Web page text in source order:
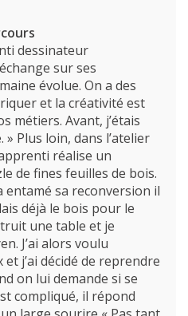
dessinateur
sur ses
évolue. On a des
et la créativité est
métiers. Avant, j’étais
Plus loin, dans l’atelier
réalise un
de fines feuilles de bois.
entamé sa reconversion il
déjà le bois pour le
une table et je
J’ai alors voulu
j’ai décidé de reprendre
on lui demande si se
compliqué, il répond